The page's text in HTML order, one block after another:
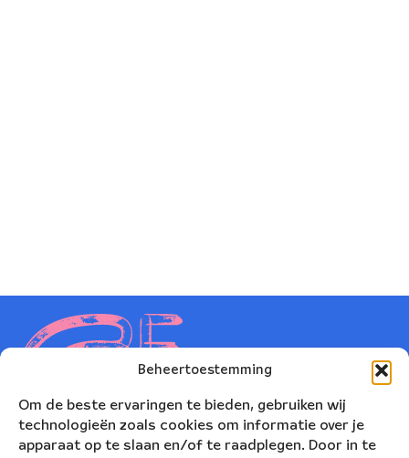
Beheertoestemming
Om de beste ervaringen te bieden, gebruiken wij
technologieën zoals cookies om informatie over je
apparaat op te slaan en/of te raadplegen. Door in te